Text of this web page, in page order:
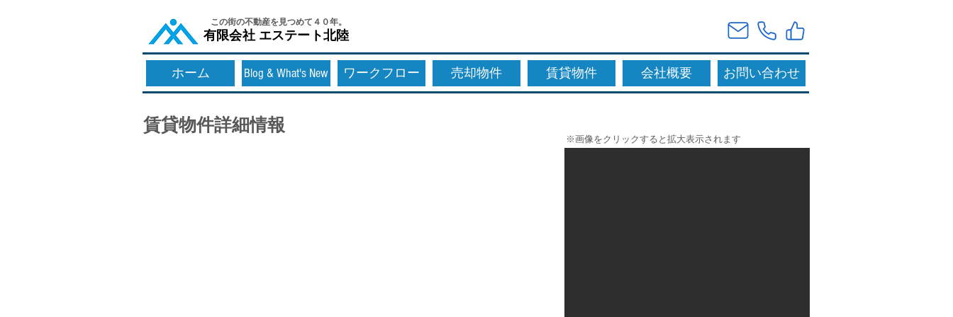
​この街の不動産を見つめて４０年。
​有限会社 エステート北陸
賃貸物件詳細情報
※画像をクリックすると拡大表示されます
ホーム Blog & What's New ワークフロー 売却物件 賃貸物件 会社概要 お問い合わせ